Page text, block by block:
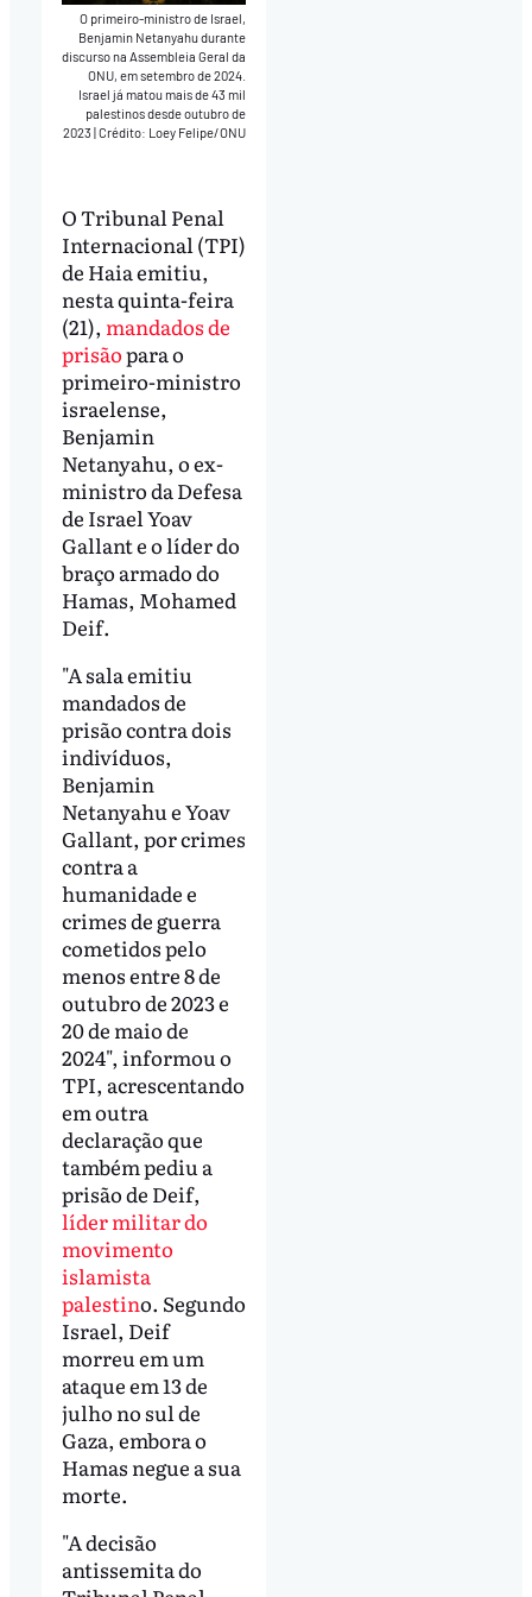
O primeiro-ministro de Israel,
Benjamin Netanyahu durante
discurso na Assembleia Geral da
ONU, em setembro de 2024.
Israel já matou mais de 43 mil
palestinos desde outubro de
2023 Crédito: Loey Felipe/ONU
O Tribunal Penal
Internacional (TPI)
de Haia emitiu,
nesta quinta-feira
(21), mandados de
prisãopara o
primeiro-ministro
israelense,
Benjamin
Netanyahu, o ex-
ministro da Defesa
de Israel Yoav
Gallant e o líder do
braço armado do
Hamas, Mohamed
Deif.
"A sala emitiu
mandados de
prisão contra dois
indivíduos,
Benjamin
Netanyahu e Yoav
Gallant, por crimes
contra a
humanidade e
crimes de guerra
cometidos pelo
menos entre 8 de
outubro de 2023 e
20 de maio de
2024", informou o
TPI, acrescentando
em outra
declaração que
também pediu a
prisão de Deif,
líder militar do
movimento
islamista
palestino. Segundo
Israel, Deif
morreu em um
ataque em 13 de
julho no sul de
Gaza, embora o
Hamas negue a sua
morte.
"A decisão
antissemita do